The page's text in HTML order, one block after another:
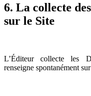
6. La collecte
sur le Site
L’Éditeur collecte les
renseigne spontanément